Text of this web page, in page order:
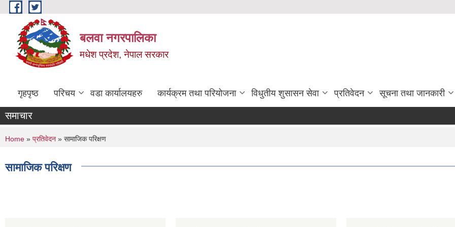
Skip to main content
बलवा नगरपालिका
मधेश प्रदेश, नेपाल सरकार
गृहपृष्ठ परिचय वडा कार्यालयहरु कार्यक्रम तथा परियोजना विधुतीय शुसासन सेवा प्रतिवेदन सूचना तथा जानकारी
समाचार
You are here
Home » प्रतिवेदन » सामाजिक परिक्षण
सामाजिक परिक्षण